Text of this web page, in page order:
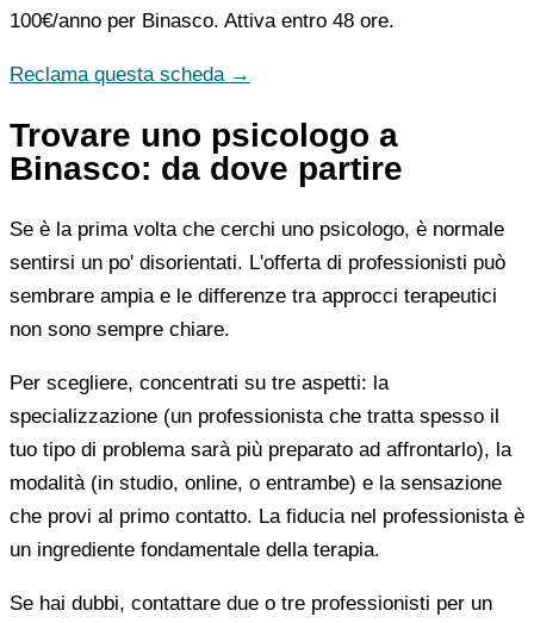
100€/anno per Binasco. Attiva entro 48 ore.
Reclama questa scheda →
Trovare uno psicologo a
Binasco: da dove partire
Se è la prima volta che cerchi uno psicologo, è normale
sentirsi un po' disorientati. L'offerta di professionisti può
sembrare ampia e le differenze tra approcci terapeutici
non sono sempre chiare.
Per scegliere, concentrati su tre aspetti: la
specializzazione (un professionista che tratta spesso il
tuo tipo di problema sarà più preparato ad affrontarlo), la
modalità (in studio, online, o entrambe) e la sensazione
che provi al primo contatto. La fiducia nel professionista è
un ingrediente fondamentale della terapia.
Se hai dubbi, contattare due o tre professionisti per un